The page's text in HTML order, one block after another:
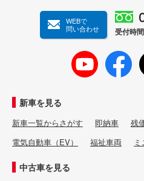
WEBで
問い合わせ
受付時
新車を見る
新車一覧からさがす 即納車
残
電気自動車（EV）
福祉車両
中古車を見る